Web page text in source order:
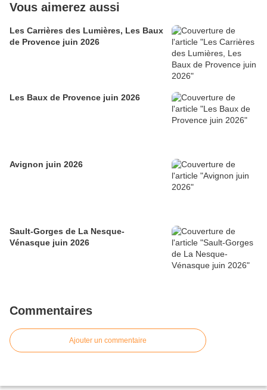
Vous aimerez aussi
Les Carrières des Lumières, Les Baux
de Provence juin 2026
Les Baux de Provence juin 2026
Avignon juin 2026
Sault-Gorges de La Nesque-
Vénasque juin 2026
Commentaires
Ajouter un commentaire